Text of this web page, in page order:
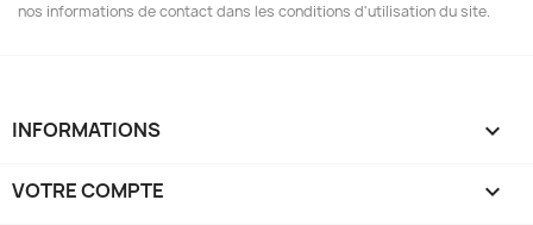
nos informations de contact dans les conditions d'utilisation du site.
INFORMATIONS 
VOTRE COMPTE 